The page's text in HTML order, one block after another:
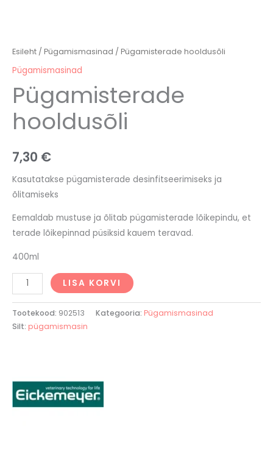
Esileht / Pügamismasinad / Pügamisterade hooldusõli
Pügamismasinad
Pügamisterade
hooldusõli
7,30 €
Kasutatakse pügamisterade desinfitseerimiseks ja
õlitamiseks
Eemaldab mustuse ja õlitab pügamisterade lõikepindu, et
terade lõikepinnad püsiksid kauem teravad.
400ml
LISA KORVI
Tootekood: 902513 Kategooria: Pügamismasinad
Silt: pügamismasin